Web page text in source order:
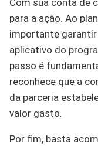
Com sua conta de
para a ação. Ao
importante
aplicativo do
passo é
reconhece que a
da parceria
valor gasto.
Por fim, basta